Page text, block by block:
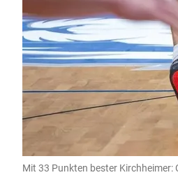
Mit 33 Punkten bester